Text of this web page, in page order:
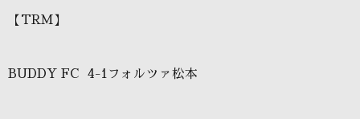
【 TRM 】
BUDDY FC 4-1 フォルツァ松本